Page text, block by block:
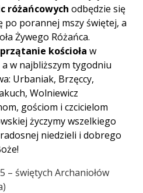
różańcowych odbędzie się
po porannej mszy świętej, a
Żywego Różańca.
kościoła w
w najbliższym tygodniu
Urbaniak, Brzęccy,
Wolniewicz
gościom i czcicielom
życzymy wszelkiego
niedzieli i dobrego
– świętych Archaniołów